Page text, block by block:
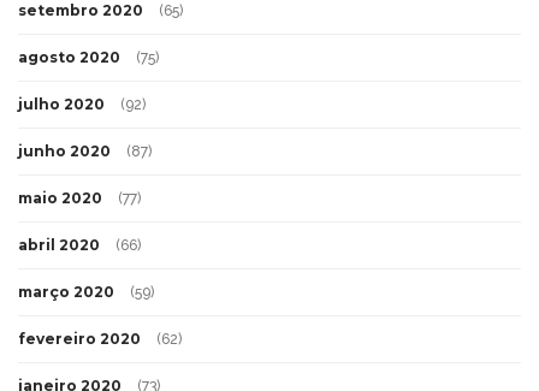
setembro 2020 (65)
agosto 2020 (75)
julho 2020 (92)
junho 2020 (87)
maio 2020 (77)
abril 2020 (66)
março 2020 (59)
fevereiro 2020 (62)
janeiro 2020 (73)